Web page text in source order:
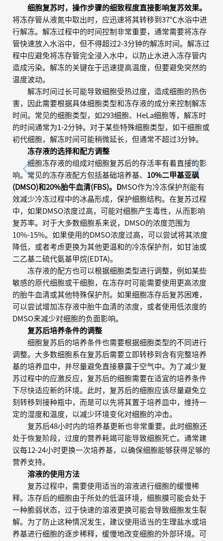
细胞复苏时，操作步骤的细致程度直接影响复苏效果。
将冻存管从液氮中取出时，应迅速将其转移到37℃水浴中进
行解冻。解冻过程中的时间控制非常重要，通常需要将冻存
管快速放入水浴中，但不得超过2-3分钟的解冻时间。解冻过
程中应避免将冻存管完全浸入水中，以防止水进入冻存管内
造成污染。解冻的关键在于迅速提高温度，但要避免突然的
温度波动。
解冻时间过长可能导致细胞受热过度，造成细胞的热伤
害，因此需要根据具体细胞类型和冻存液的成分来控制解冻
时间。常见的细胞类型，如293细胞、HeLa细胞等，解冻时
的时间通常为1-2分钟。对于某些特殊细胞类型，如干细胞或
初代细胞，解冻时间可能稍微延长，但通常不超过3分钟。
冻存液的选择和配方调整
细胞冻存液的组成对细胞复苏后的存活率有着直接的影
响。常见的冻存液配方包括基础培养基、 10%二甲基亚砜
(DMSO)和20%胎牛血清(FBS)。DMSO作为冷冻保护剂能有
效减少冷冻过程中的冰晶形成，保护细胞结构。在复苏过程
中，如果DMSO浓度过高，可能对细胞产生毒性，从而影响
复苏率。对于大多数细胞系来说，DMSO的浓度范围为
10%-15%。如果使用的DMSO浓度过高，可以尝试将其浓度
降低，或者考虑更换为其他更温和的冷冻保护剂，如甘油或
二乙基二硫代氨基甲烷(EDTA)。
冻存液的配方也可以根据细胞类型进行调整，例如某些
敏感的原代细胞或干细胞，在冻存时可能需要使用更高浓度
的胎牛血清或其他特殊保护剂。如果细胞冻存后复苏困难，
可以尝试增加冻存液中胎牛血清的浓度，或者使用低浓度的
DMSO来减少对细胞的负面影响。
复苏后培养条件的调整
细胞复苏后的培养条件也需要根据细胞类型的不同进行
调整。大多数细胞系在复苏后需要立即转移到含有完整培养
基的培养皿中，并尽量避免直接暴露于空气中。为了减少复
苏过程中的应激反应，复苏后的细胞需要在适宜的培养条件
下尽快适应新的环境。此时，复苏后的细胞应该尽量避免立
刻转移到接种瓶中，而是可以先将其置于培养皿中，维持一
定的湿度和温度，以减少环境变化对细胞的冲击。
复苏后48小时内的培养基更新也非常重要。此时细胞还
处于恢复阶段，过度的营养耗竭可能导致细胞死亡。通常建
议每12-24小时更换一次培养基，以确保细胞能够获得足够的
营养支持。
溶液的使用方法
复苏过程中，需要使用适当的溶液进行细胞的缓慢稀
释。冻存后的细胞由于所处的低温环境，细胞膜可能会处于
一种脆弱状态，过于快速的溶液更换可能会导致细胞发生裂
解。为了防止这种情况发生，建议使用适当的生理盐水或培
养基进行细胞的逐步稀释，缓慢地改变细胞的外部环境。可